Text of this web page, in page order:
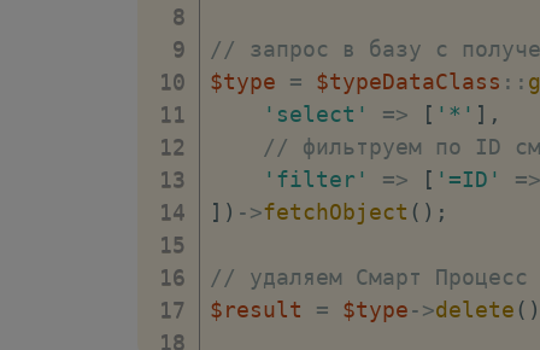
// поля связанные с
//
// поля связанные с
//
] ;
// получим массив
$userFieldsMap
\Bitrix \
// запрос в базу с
$type
= $typeDataClass ::
'select'
=> [ '*' ] ,
// фильтруем по ID
'filter'
=> [ '=ID' =>
] ) ->fetchObject ( ) ;
// удаляем Смарт Процесс
$result
= $type->delete ( )